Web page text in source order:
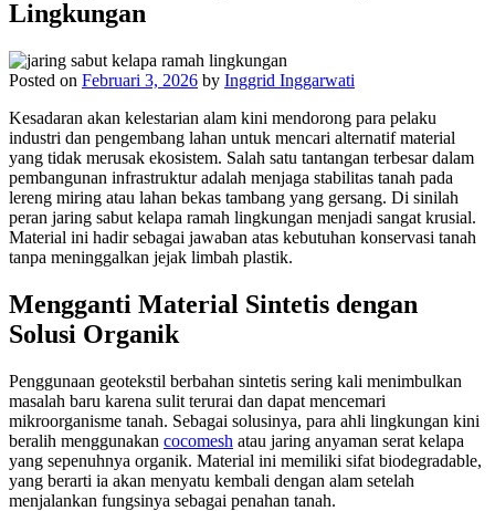
Lingkungan
Posted on Februari 3, 2026 by Inggrid Inggarwati
Kesadaran akan kelestarian alam kini mendorong para pelaku
industri dan pengembang lahan untuk mencari alternatif material
yang tidak merusak ekosistem. Salah satu tantangan terbesar dalam
pembangunan infrastruktur adalah menjaga stabilitas tanah pada
lereng miring atau lahan bekas tambang yang gersang. Di sinilah
peran jaring sabut kelapa ramah lingkungan menjadi sangat krusial.
Material ini hadir sebagai jawaban atas kebutuhan konservasi tanah
tanpa meninggalkan jejak limbah plastik.
Mengganti Material Sintetis dengan
Solusi Organik
Penggunaan geotekstil berbahan sintetis sering kali menimbulkan
masalah baru karena sulit terurai dan dapat mencemari
mikroorganisme tanah. Sebagai solusinya, para ahli lingkungan kini
beralih menggunakan cocomesh atau jaring anyaman serat kelapa
yang sepenuhnya organik. Material ini memiliki sifat biodegradable,
yang berarti ia akan menyatu kembali dengan alam setelah
menjalankan fungsinya sebagai penahan tanah.